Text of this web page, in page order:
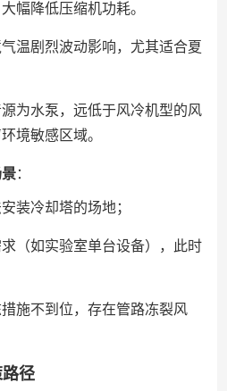
幅降低压缩机功耗。
温剧烈波动影响，尤其适合夏
为水泵，远低于风冷机型的风
境敏感区域。
：
装冷却塔的场地；
（如实验室单台设备），此时
施不到位，存在管路冻裂风
径